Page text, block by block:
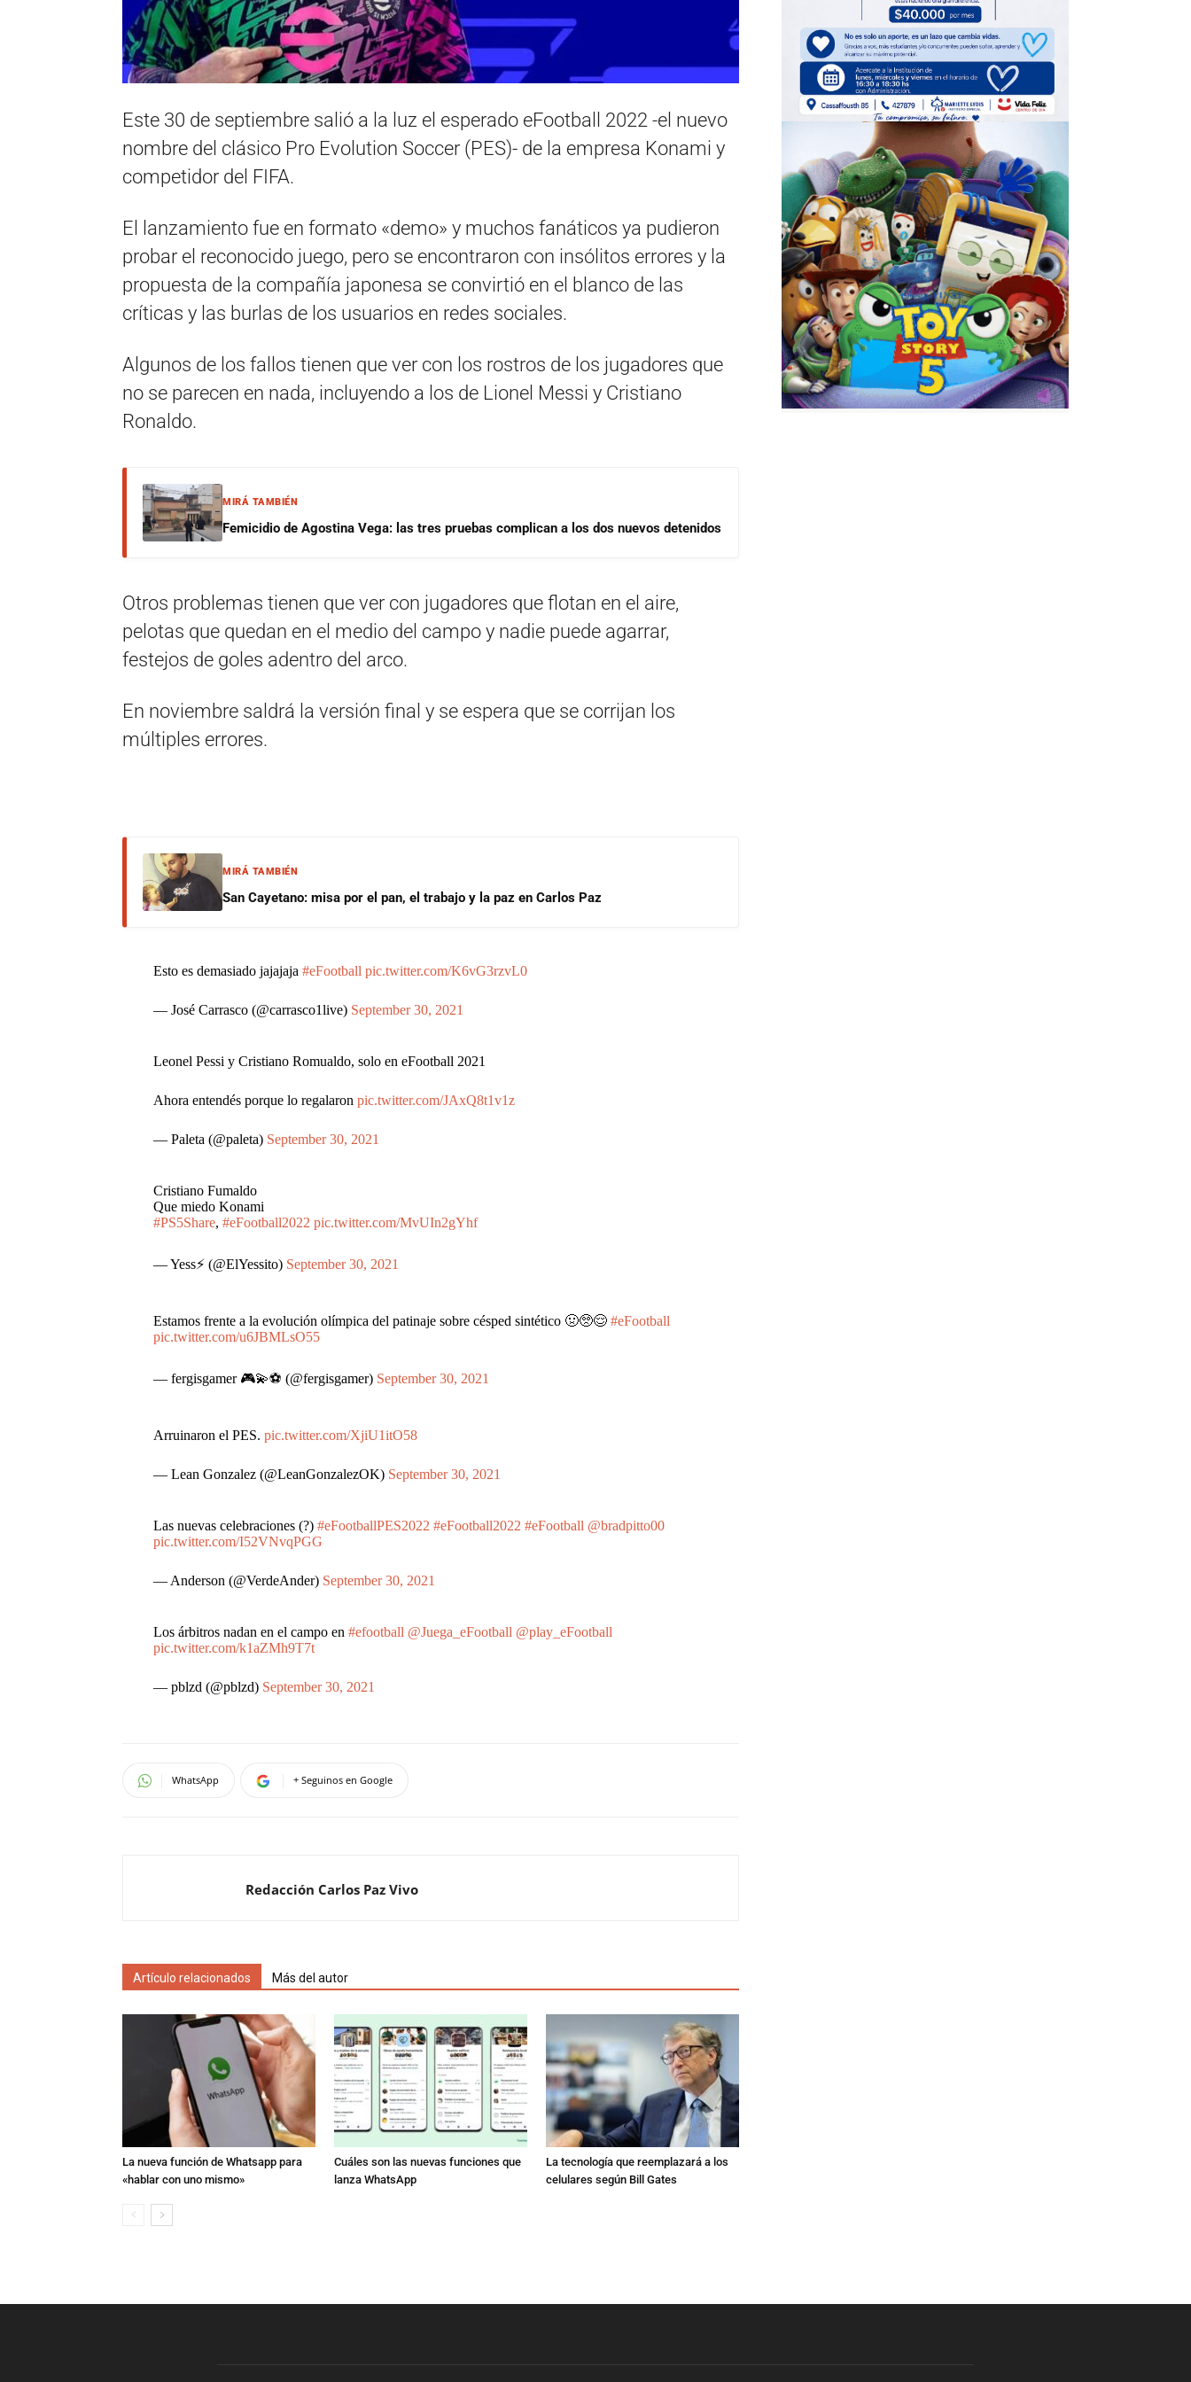
Este 30 de septiembre salió a la luz el esperado eFootball 2022 -el nuevo
nombre del clásico Pro Evolution Soccer (PES)- de la empresa Konami y
competidor del FIFA.
El lanzamiento fue en formato «demo» y muchos fanáticos ya pudieron
probar el reconocido juego, pero se encontraron con insólitos errores y la
propuesta de la compañía japonesa se convirtió en el blanco de las
críticas y las burlas de los usuarios en redes sociales.
Algunos de los fallos tienen que ver con los rostros de los jugadores que
no se parecen en nada, incluyendo a los de Lionel Messi y Cristiano
Ronaldo.
MIRÁ TAMBIÉN
Femicidio de Agostina Vega: las tres pruebas complican a los dos nuevos detenidos
Otros problemas tienen que ver con jugadores que flotan en el aire,
pelotas que quedan en el medio del campo y nadie puede agarrar,
festejos de goles adentro del arco.
En noviembre saldrá la versión final y se espera que se corrijan los
múltiples errores.
MIRÁ TAMBIÉN
San Cayetano: misa por el pan, el trabajo y la paz en Carlos Paz
Esto es demasiado jajajaja #eFootball pic.twitter.com/K6vG3rzvL0
— José Carrasco (@carrasco1live) September 30, 2021
Leonel Pessi y Cristiano Romualdo, solo en eFootball 2021
Ahora entendés porque lo regalaron pic.twitter.com/JAxQ8t1v1z
— Paleta (@paleta) September 30, 2021
Cristiano Fumaldo
Que miedo Konami
#PS5Share, #eFootball2022 pic.twitter.com/MvUIn2gYhf
— Yess⚡ (@ElYessito) September 30, 2021
Estamos frente a la evolución olímpica del patinaje sobre césped sintético 🤢🥺😌 #eFootball
pic.twitter.com/u6JBMLsO55
— fergisgamer 🎮💫⚽ (@fergisgamer) September 30, 2021
Arruinaron el PES. pic.twitter.com/XjiU1itO58
— Lean Gonzalez (@LeanGonzalezOK) September 30, 2021
Las nuevas celebraciones (?) #eFootballPES2022 #eFootball2022 #eFootball @bradpitto00
pic.twitter.com/I52VNvqPGG
— Anderson (@VerdeAnder) September 30, 2021
Los árbitros nadan en el campo en #efootball @Juega_eFootball @play_eFootball
pic.twitter.com/k1aZMh9T7t
— pblzd (@pblzd) September 30, 2021
WhatsApp + Seguinos en Google
Redacción Carlos Paz Vivo
Artículo relacionados Más del autor
La nueva función de Whatsapp para
«hablar con uno mismo»
Cuáles son las nuevas funciones que
lanza WhatsApp
La tecnología que reemplazará a los
celulares según Bill Gates